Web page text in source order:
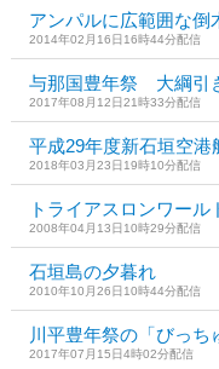
アンパルに広範囲な倒
2014年02月16日16時44分配信
与那国豊年祭 大綱引
2017年08月12日21時33分配信
平成29年度新石垣空港
2018年03月23日19時10分配信
トライアスロンワール
2008年04月13日10時29分配信
石垣島の夕暮れ
2010年10月26日10時44分配信
川平豊年祭の「びっち
2017年07月15日4時02分配信